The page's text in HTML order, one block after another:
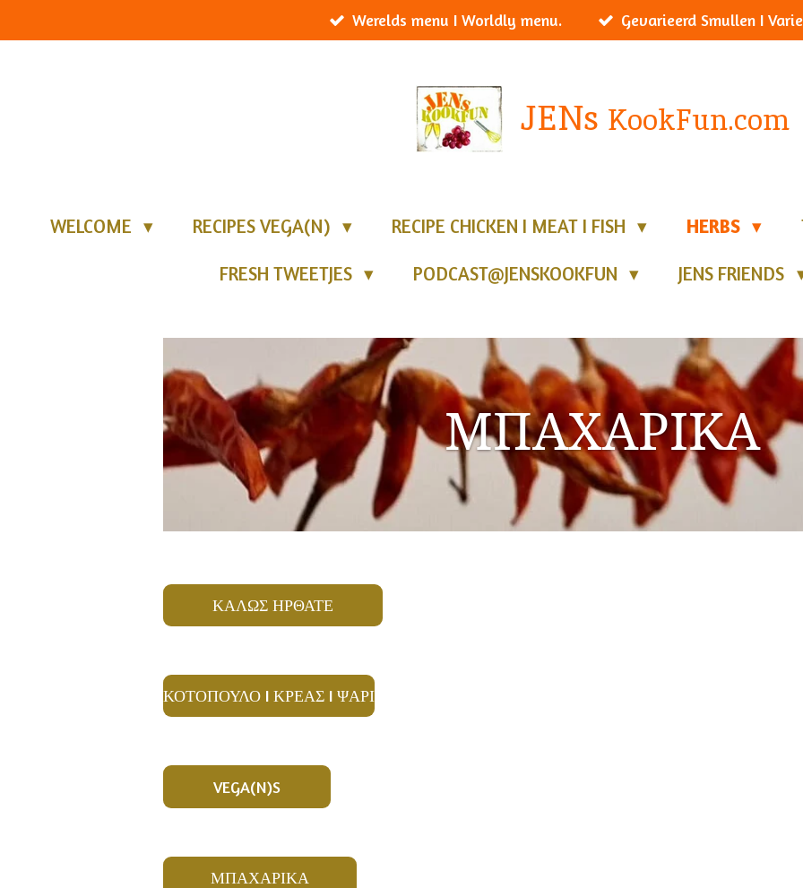
direct
Werelds menu I Worldly menu. Gevarieerd Smullen I
JENs KookFun.com
WELCOME RECIPES VEGA(N) RECIPE CHICKEN I MEAT I FISH HERBS
FRESH TWEETJES PODCAST@JENSKOOKFUN JENS FRIENDS
ΜΠΑΧΑΡΙΚΑ
ΚΑΛΩΣ ΗΡΘΑΤΕ
ΚΟΤΟΠΟΥΛΟ I ΚΡΕΑΣ I ΨΑΡΙ
VEGA(N)S
ΜΠΑΧΑΡΙΚΑ